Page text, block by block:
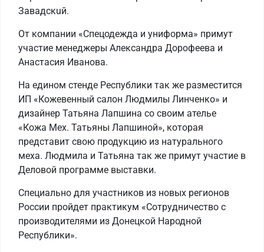
Завадскuй.
От компании «Спецодежда и униформа» примут
участие менеджеры Александра Дорофеева и
Анастасия Иванова.
На едином стенде Республики так же разместится
ИП «Кожевенный салон Людмилы Линченко» и
дизайнер Татьяна Лапшина со своим ателье
«Кожа Мех. Татьяны Лапшиной», которая
представит свою продукцию из натурального
меха. Людмила и Татьяна так же примут участие в
Деловой программе выставки.
Специально для участников из новых регионов
России пройдет практикум «Сотрудничество с
производителями из Донецкой Народной
Республики».